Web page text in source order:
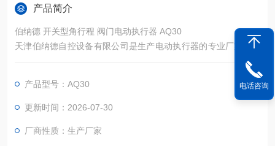
产品简介
伯纳德 开关型角行程 阀门电动执行器 AQ30
天津伯纳德自控设备有限公司是生产电动执行器的专业厂家，应
用于电力、钢铁、炼油、水处理、燃气热力、造船、汽车工业、
产品型号：AQ30
更新时间：2026-07-30
厂商性质：生产厂家
电话咨询